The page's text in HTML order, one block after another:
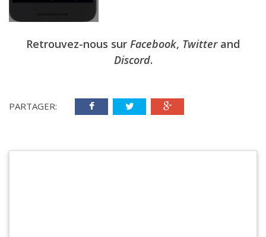
Retrouvez-nous sur Facebook, Twitterand
Discord.
PARTAGER: